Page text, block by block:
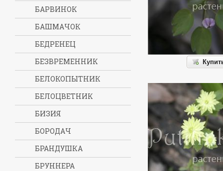
БАРВИНОК
БАШМАЧОК
БЕДРЕНЕЦ
БЕЗВРЕМЕННИК
БЕЛОКОПЫТНИК
БЕЛОЦВЕТНИК
БИЗИЯ
БОРОДАЧ
БРАНДУШКА
БРУННЕРА